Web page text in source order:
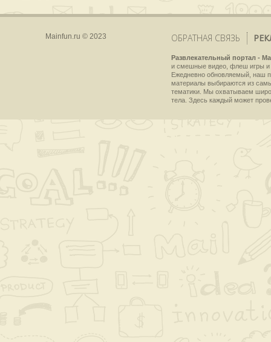
Mainfun.ru © 2023 ОБРАТНАЯ СВЯЗЬ
Развлекательный портал -
и смешные видео, флеш игры и
Ежедневно обновляемый, наш
материалы выбираются из
тематики. Мы охватываем
тела. Здесь каждый может